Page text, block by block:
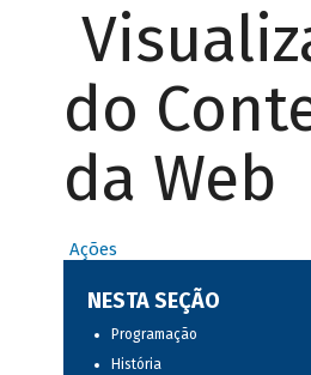
do
da Web
Ações
NESTA SEÇÃO
Programação
História